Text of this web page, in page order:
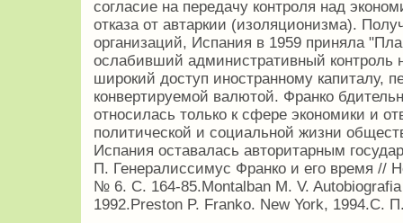
согласие на передачу контроля над
отказа от автаркии (изоляционизма).
организаций, Испания в 1959 приняла
ослабивший административный контроль
широкий доступ иностранному капиталу,
конвертируемой валютой. Франко
относилась только к сфере экономики и
политической и социальной жизни
Испания оставалась авторитарным
П. Генералиссимус Франко и его время //
№ 6. С. 164-85.Моntalban M. V.
1992.Preston P. Franko. New York, 1994.C.